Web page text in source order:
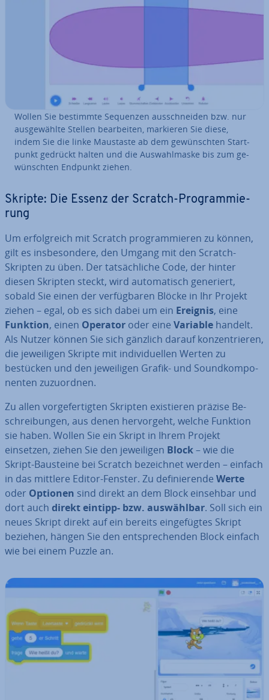
Wollen Sie bestimmte Sequenzen aus­schnei­den bzw. nur
aus­ge­wähl­te Stellen be­ar­bei­ten, markieren Sie diese,
indem Sie die linke Maustaste ab dem ge­wünsch­ten Start­
punkt gedrückt halten und die Aus­wahl­mas­ke bis zum ge­
wünsch­ten Endpunkt ziehen.
Skripte: Die Essenz der Scratch-Pro­gram­mie­
rung
Um er­folg­reich mit Scratch pro­gram­mie­ren zu können,
gilt es ins­be­son­de­re, den Umgang mit den Scratch-
Skripten zu üben. Der tat­säch­li­che Code, der hinter
diesen Skripten steckt, wird au­to­ma­tisch generiert,
sobald Sie einen der ver­füg­ba­ren Blöcke in Ihr Projekt
ziehen – egal, ob es sich dabei um ein Ereignis, eine
Funktion, einen Operator oder eine Variable handelt.
Als Nutzer können Sie sich gänzlich darauf kon­zen­trie­ren,
die je­wei­li­gen Skripte mit in­di­vi­du­el­len Werten zu
bestücken und den je­wei­li­gen Grafik- und Sound­kom­po­
nen­ten zu­zu­ord­nen.
Zu allen vor­ge­fer­tig­ten Skripten exis­tie­ren präzise Be­
schrei­bun­gen, aus denen her­vor­geht, welche Funktion
sie haben. Wollen Sie ein Skript in Ihrem Projekt
einsetzen, ziehen Sie den je­wei­li­gen Block– wie die
Skript-Bausteine bei Scratch be­zeich­net werden – einfach
in das mittlere Editor-Fenster. Zu de­fi­nie­ren­de Werte
oder Optionen sind direkt an dem Block einsehbar und
dort auch direkt eintipp- bzw. aus­wähl­bar. Soll sich ein
neues Skript direkt auf ein bereits ein­ge­füg­tes Skript
beziehen, hängen Sie den ent­spre­chen­den Block einfach
wie bei einem Puzzle an.